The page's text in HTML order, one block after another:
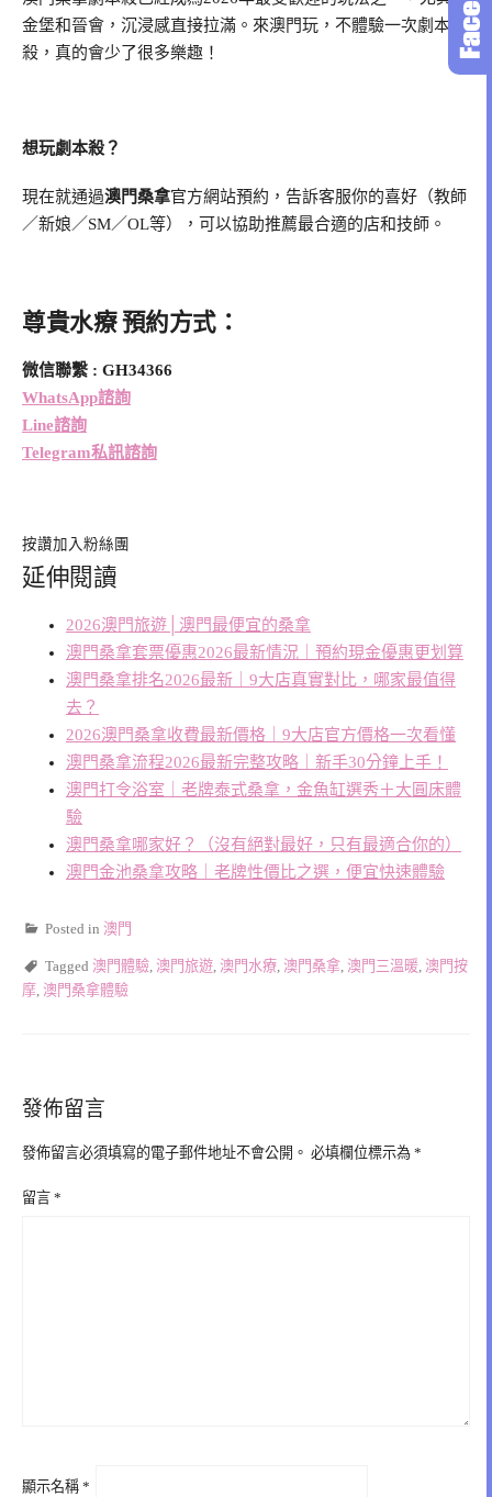
金堡和晉會，沉浸感直接拉滿。來澳門玩，不體驗一次劇本
殺，真的會少了很多樂趣！
想玩劇本殺？
現在就通過澳門桑拿官方網站預約，告訴客服你的喜好（教師
／新娘／SM／OL等），可以協助推薦最合適的店和技師。
尊貴水療 預約方式：
微信聯繫 : GH34366
WhatsApp諮詢
Line諮詢
Telegram私訊諮詢
按讚加入粉絲團
延伸閱讀
2026澳門旅遊│澳門最便宜的桑拿
澳門桑拿套票優惠2026最新情況｜預約現金優惠更划算
澳門桑拿排名2026最新｜9大店真實對比，哪家最值得
去？
2026澳門桑拿收費最新價格｜9大店官方價格一次看懂
澳門桑拿流程2026最新完整攻略｜新手30分鐘上手！
澳門打令浴室｜老牌泰式桑拿，金魚缸選秀＋大圓床體
驗
澳門桑拿哪家好？（沒有絕對最好，只有最適合你的）
澳門金池桑拿攻略｜老牌性價比之選，便宜快速體驗
Posted in 澳門
Tagged 澳門體驗 澳門旅遊 澳門水療 澳門桑拿 澳門三溫暖 澳門按
摩 澳門桑拿體驗
發佈留言
發佈留言必須填寫的電子郵件地址不會公開。 必填欄位標示為 *
留言 *
顯示名稱 *